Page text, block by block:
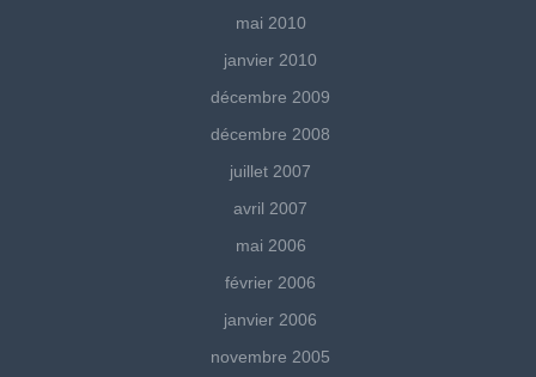
mai 2010
janvier 2010
décembre 2009
décembre 2008
juillet 2007
avril 2007
mai 2006
février 2006
janvier 2006
novembre 2005